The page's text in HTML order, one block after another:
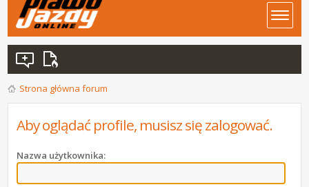
Strona główna forum
Aby oglądać profile, musisz się zalogować.
Nazwa użytkownika: